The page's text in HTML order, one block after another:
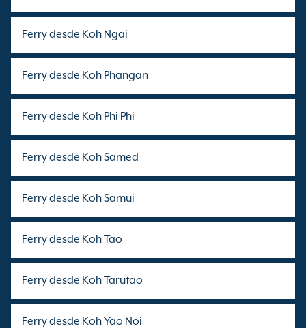
Ferry desde Koh Ngai
Ferry desde Koh Phangan
Ferry desde Koh Phi Phi
Ferry desde Koh Samed
Ferry desde Koh Samui
Ferry desde Koh Tao
Ferry desde Koh Tarutao
Ferry desde Koh Yao Noi